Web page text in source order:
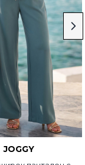
JOGGY